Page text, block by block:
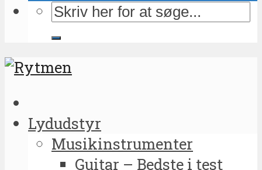
Lydudstyr
Musikinstrumenter
Guitar – Bedste i test